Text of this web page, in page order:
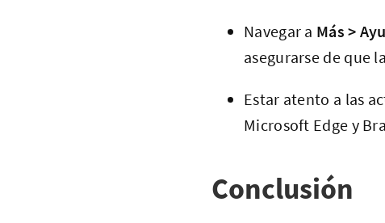
Navegar a Más >
asegurarse de que
Estar atento a las
Microsoft Edge y
Conclusión